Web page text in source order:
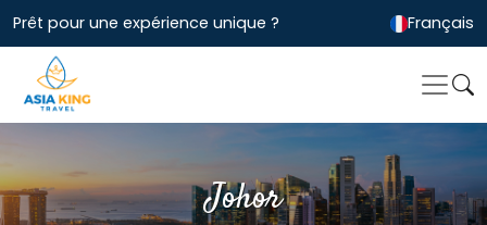
Prêt pour une expérience unique ? Français
Johor